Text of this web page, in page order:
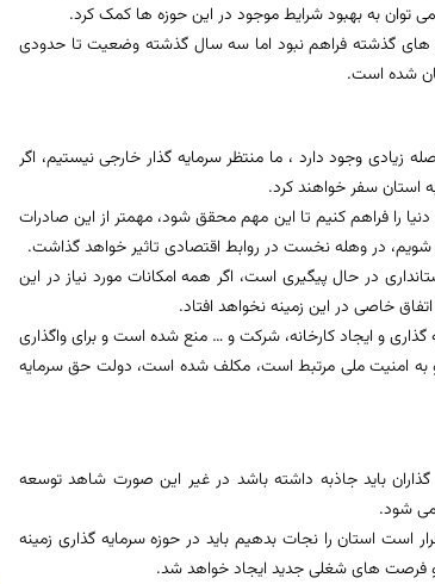
توان به بهبود شرایط موجود در این حوزه ها کمک کرد.
های گذشته فراهم نبود اما سه سال گذشته وضعیت تا حدودی
شده است.
زیادی وجود دارد ، ما منتظر سرمایه گذار خارجی نیستیم، اگر
استان سفر خواهند کرد.
را فراهم کنیم تا این مهم محقق شود، مهمتر از این صادرات
در وهله نخست در روابط اقتصادی تاثیر خواهد گذاشت.
در حال پیگیری است، اگر همه امکانات مورد نیاز در این
خاصی در این زمینه نخواهد افتاد.
44 قانون اساسی از سرمایه گذاری و ایجاد کارخانه، شرکت و … منع شده است و برای واگذاری
امنیت ملی مرتبط است، مکلف شده است، دولت حق سرمایه
گذاران باید جاذبه داشته باشد در غیر این صورت شاهد توسعه
می شود.
است استان را نجات بدهیم باید در حوزه سرمایه گذاری زمینه
فرصت های شغلی جدید ایجاد خواهد شد.